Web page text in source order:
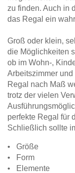
zu finden. Auch in
das Regal ein
Groß oder klein,
die Möglichkeiten
ob im Wohn-,
Arbeitszimmer
Regal nach Maß
trotz der vielen
perfekte Regal für
Schließlich sollte
• Größe
• Form
• Elemente